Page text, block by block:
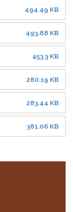
494.49 KB
493.88 KB
453.3 KB
280.19 KB
283.44 KB
381.06 KB